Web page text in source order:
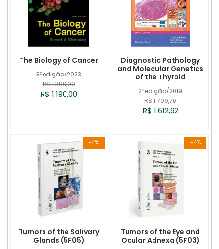
3ªedição/2023
The Biology of Cancer
R$ 1.390,00
R$ 1.190,00 2ªedição/2019
Diagnostic Pathology
and Molecular Genetics
of the Thyroid
R$ 1.709,70
R$ 1.612,92
-4%
Tumors of the Salivary
Glands (5F05)
-4%
Tumors of the Eye and
Ocular Adnexa (5F03)